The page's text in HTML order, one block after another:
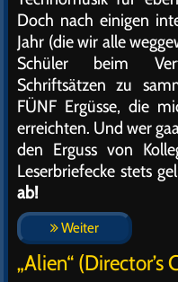
Doch nach einigen
Jahr (die wir alle
Schüler beim
Schriftsätzen zu
FÜNF Ergüsse, die
erreichten. Und wer
den Erguss von
Leserbriefecke stets
ab!
Weiter
„Alien“